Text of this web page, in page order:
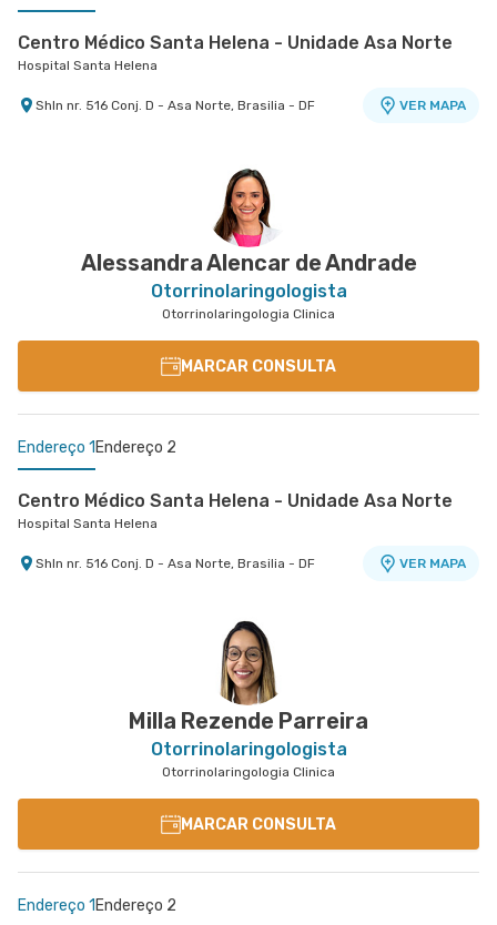
Centro Médico Santa Helena - Unidade Asa Norte
Hospital Santa Helena
Shln nr. 516 Conj. D - Asa Norte, Brasilia - DF VER MAPA
Shls nr. 716 Conjunto A Bloco B 2 Andar - Edifício
Alessandra Alencar de Andrade
Otorrinolaringologista
Otorrinolaringologia Clinica
MARCAR CONSULTA
Endereço 1 Endereço 2
Centro Médico Santa Helena - Unidade Asa Norte
Hospital Santa Helena
Shln nr. 516 Conj. D - Asa Norte, Brasilia - DF VER MAPA
Shls nr. 716 Lote 5 Conjunto e Entrada Principal
Ao Lado do Rei do Mate - Asa Sul, Brasilia - DF
Milla Rezende Parreira
Otorrinolaringologista
Otorrinolaringologia Clinica
MARCAR CONSULTA
Endereço 1 Endereço 2